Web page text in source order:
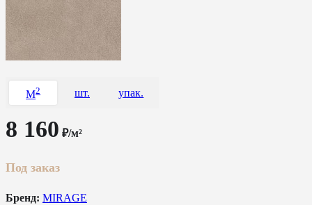
M2 шт. упак.
8 160 ₽/м²
Под заказ
Бренд: MIRAGE